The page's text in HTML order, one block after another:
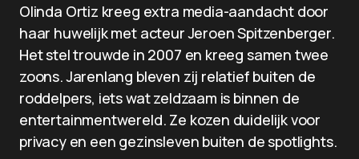
Olinda Ortiz kreeg extra media-aandacht door
haar huwelijk met acteur Jeroen Spitzenberger.
Het stel trouwde in 2007 en kreeg samen twee
zoons. Jarenlang bleven zij relatief buiten de
roddelpers, iets wat zeldzaam is binnen de
entertainmentwereld. Ze kozen duidelijk voor
privacy en een gezinsleven buiten de spotlights.